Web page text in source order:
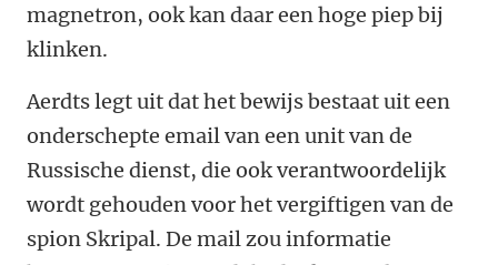
magnetron, ook kan daar een hoge piep bij
klinken.
Aerdts legt uit dat het bewijs bestaat uit een
onderschepte email van een unit van de
Russische dienst, die ook verantwoordelijk
wordt gehouden voor het vergiftigen van de
spion Skripal. De mail zou informatie